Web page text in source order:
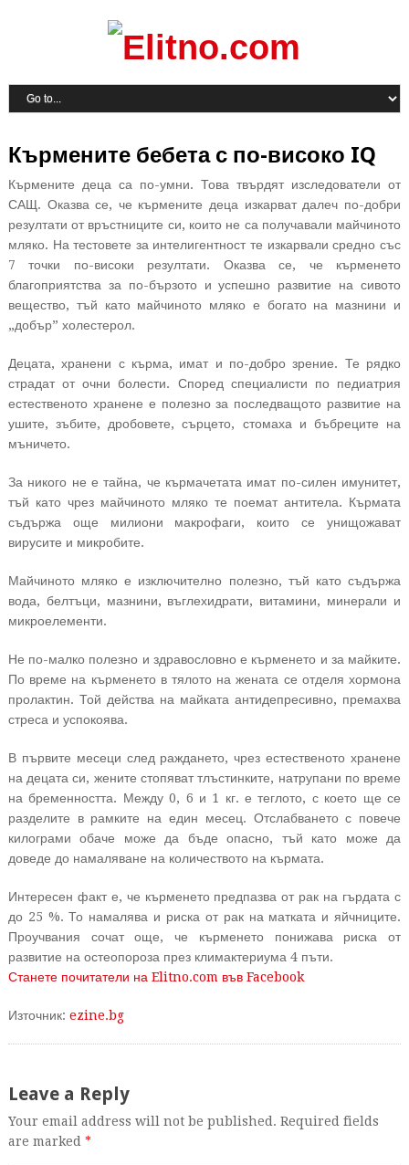
Кърмените бебета с по-високо IQ
Кърмените деца са по-умни. Това твърдят изследователи от
САЩ. Оказва се, че кърмените деца изкарват далеч по-добри
резултати от връстниците си, които не са получавали майчиното
мляко. На тестовете за интелигентност те изкарвали средно със
7 точки по-високи резултати. Оказва се, че кърменето
благоприятства за по-бързото и успешно развитие на сивото
вещество, тъй като майчиното мляко е богато на мазнини и
„добър” холестерол.
Децата, хранени с кърма, имат и по-добро зрение. Те рядко
страдат от очни болести. Според специалисти по педиатрия
естественото хранене е полезно за последващото развитие на
ушите, зъбите, дробовете, сърцето, стомаха и бъбреците на
мъничето.
За никого не е тайна, че кърмачетата имат по-силен имунитет,
тъй като чрез майчиното мляко те поемат антитела. Кърмата
съдържа още милиони макрофаги, които се унищожават
вирусите и микробите.
Майчиното мляко е изключително полезно, тъй като съдържа
вода, белтъци, мазнини, въглехидрати, витамини, минерали и
микроелементи.
Не по-малко полезно и здравословно е кърменето и за майките.
По време на кърменето в тялото на жената се отделя хормона
пролактин. Той действа на майката антидепресивно, премахва
стреса и успокоява.
В първите месеци след раждането, чрез естественото хранене
на децата си, жените стопяват тлъстинките, натрупани по време
на бременността. Между 0, 6 и 1 кг. е теглото, с което ще се
разделите в рамките на един месец. Отслабването с повече
килограми обаче може да бъде опасно, тъй като може да
доведе до намаляване на количеството на кърмата.
Интересен факт е, че кърменето предпазва от рак на гърдата с
до 25 %. То намалява и риска от рак на матката и яйчниците.
Проучвания сочат още, че кърменето понижава риска от
развитие на остеопороза през климактериума 4 пъти.
Станете почитатели на Elitno.com във Facebook
Източник: ezine.bg
Leave a Reply
Your email address will not be published. Required fields
are marked *